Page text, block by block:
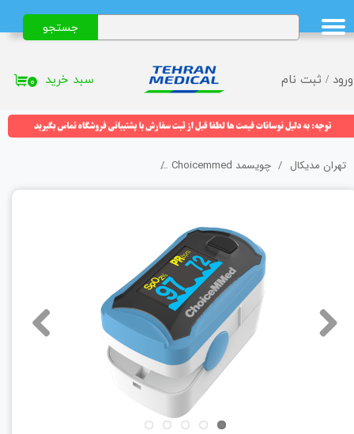
ورود / ثبت نام
حساب کاربری من
تغییر گذر واژه
خروج از حساب کاربری
جستجو
۰ سبد خرید
تهران مدیکال چویسمد Choicemmed